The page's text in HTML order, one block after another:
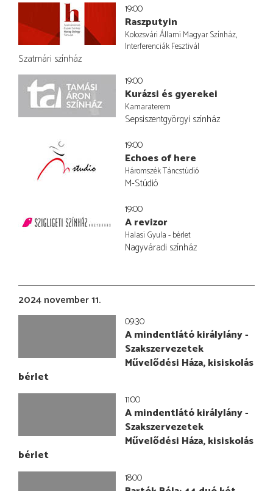
19:00
Raszputyin
Kolozsvári Állami Magyar Színház,
Interferenciák Fesztivál
Szatmári színház
19:00
Kurázsi és gyerekei
Kamaraterem
Sepsiszentgyörgyi színház
19:00
Echoes of here
Háromszék Táncstúdió
M-Stúdió
19:00
A revizor
Halasi Gyula - bérlet
Nagyváradi színház
2024 november 11.
09:30
A mindentlátó királylány -
Szakszervezetek
Művelődési Háza, kisiskolás
bérlet
11:00
A mindentlátó királylány -
Szakszervezetek
Művelődési Háza, kisiskolás
bérlet
18:00